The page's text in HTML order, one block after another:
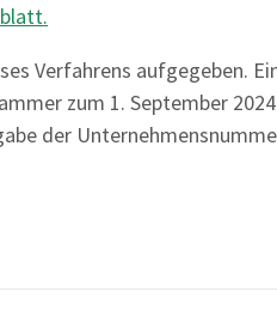
Verfahrens aufgegeben.
zum 1. September
der